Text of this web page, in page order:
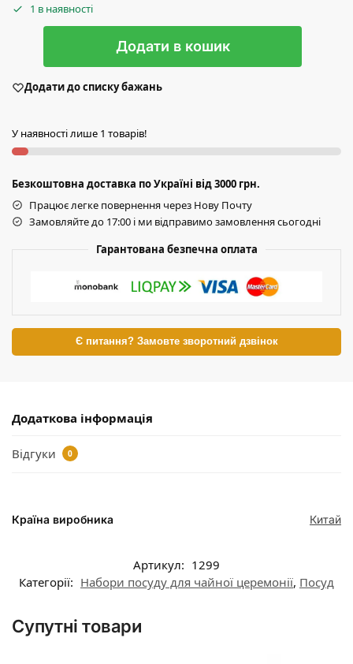
1 в наявності
Додати в кошик
Додати до списку бажань
У наявності лише 1 товарів!
Безкоштовна доставка по Україні від 3000 грн.
Працює легке повернення через Нову Почту
Замовляйте до 17:00 і ми відправимо замовлення сьогодні
Гарантована безпечна оплата
Є питання? Замовте зворотний дзвінок
Додаткова інформація
Відгуки 0
Країна виробника Китай
Артикул: 1299
Категорії: Набори посуду для чайної церемонії, Посуд
Супутні товари